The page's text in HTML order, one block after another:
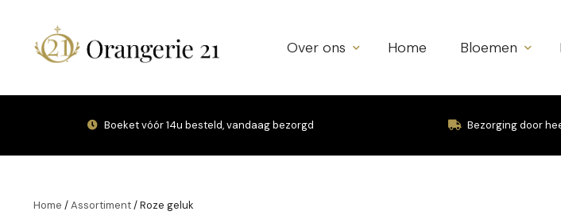
Over ons Home Bloemen
Boeket vóór 14u besteld, vandaag bezorgd Bezorging door
Home /Assortiment/Roze geluk